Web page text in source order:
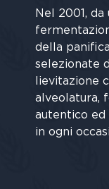
Nel 2001,
della
selezionate
lievitazione
alveolatura,
autentico ed
in ogni